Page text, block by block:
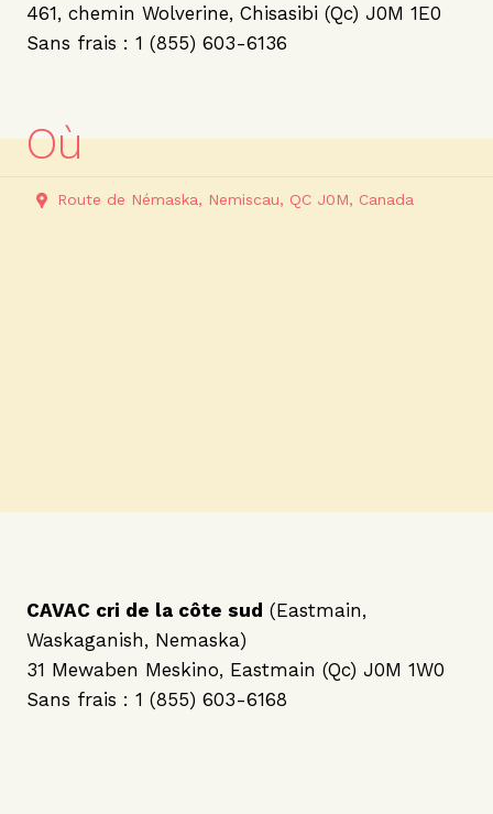
461, chemin Wolverine, Chisasibi (Qc) J0M 1E0
Sans frais : 1 (855) 603-6136
Où
Route de Némaska, Nemiscau, QC J0M, Canada
CAVAC cri de la côte sud (Eastmain,
Waskaganish, Nemaska)
31 Mewaben Meskino, Eastmain (Qc) J0M 1W0
Sans frais : 1 (855) 603-6168